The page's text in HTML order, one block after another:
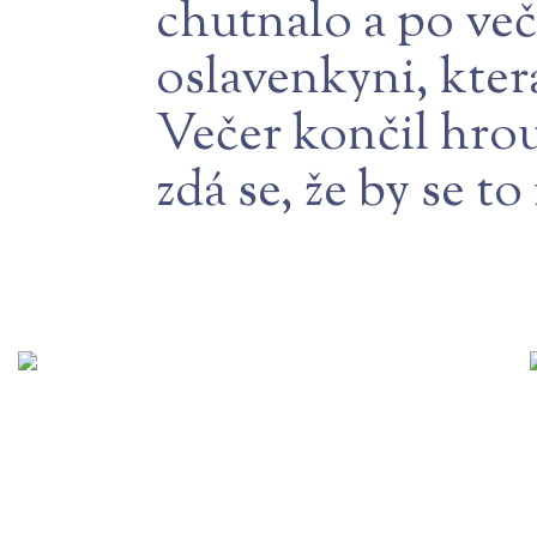
chutnalo a po
oslavenkyni,
Večer končil
zdá se, že by se